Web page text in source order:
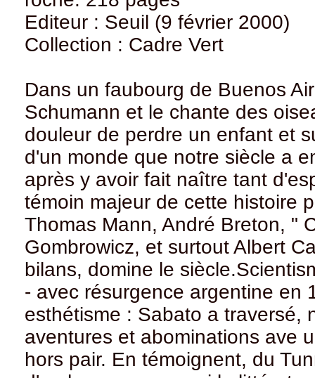
Editeur : Seuil (9 février 2000)
Collection : Cadre Vert
Dans un faubourg de Buenos
Schumann et le chante des
douleur de perdre un enfant et
d'un monde que notre siècle a
après y avoir fait naître tant
témoin majeur de cette histoire
Thomas Mann, André Breton, "
Gombrowicz, et surtout Albert
bilans, domine le
- avec résurgence argentine en
esthétisme : Sabato a traversé,
aventures et abominations ave
hors pair. En témoignent, du